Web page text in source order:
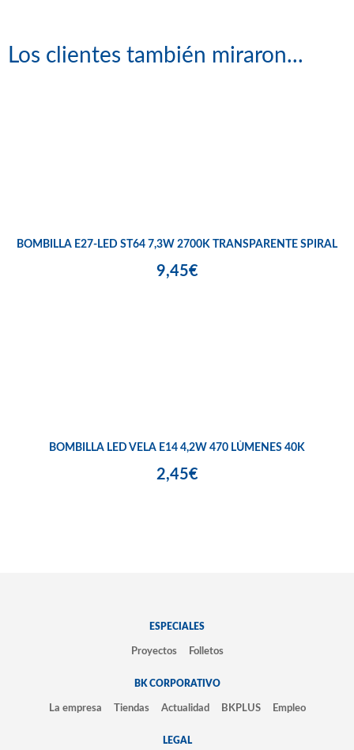
Los clientes también miraron...
BOMBILLA E27-LED ST64 7,3W 2700K TRANSPARENTE SPIRAL
9,45€
BOMBILLA LED VELA E14 4,2W 470 LÚMENES 40K
2,45€
ESPECIALES
Proyectos Folletos
BK CORPORATIVO
La empresa Tiendas Actualidad BKPLUS Empleo
LEGAL